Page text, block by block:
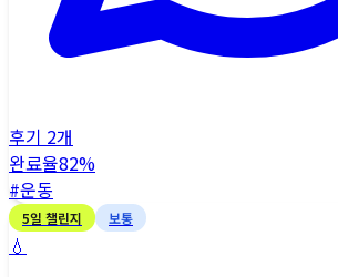
후기 2개
완료율82%
#운동
5일 챌린지 보통
💧